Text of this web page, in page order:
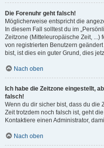
Die Forenuhr geht falsch!
Möglicherweise entspricht die
In diesem Fall solltest du im
Zeitzone (Mitteleuropäische Zeit, ...)
von registrierten Benutzern
bist, ist dies ein guter Grund, dies
Nach oben
Ich habe die Zeitzone eingestellt,
falsch!
Wenn du dir sicher bist, dass du die
Zeit trotzdem noch falsch ist, geht
Kontaktiere einen Administrator,
Nach oben